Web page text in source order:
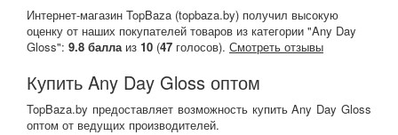
Интернет-магазин TopBaza (topbaza.by) получил высокую
оценку от наших покупателей товаров из категории "Any Day
Gloss": 9.8 баллаиз 10 (47 голосов). Смотреть отзывы
Купить Any Day Gloss оптом
TopBaza.by предоставляет возможность купить Any Day Gloss
оптом от ведущих производителей.